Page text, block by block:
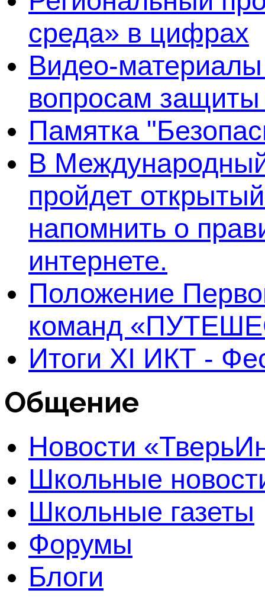
среда» в цифрах
Видео-
вопросам
Памятка
В
пройдет
напомнить о
интернете.
Положение
команд
Итоги XI ИКТ -
Общение
Новости
Школьные
Школьные газеты
Форумы
Блоги